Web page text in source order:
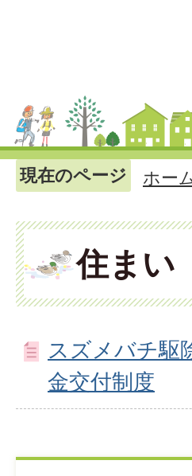
現在のページ ホー
住まい
スズメバチ駆
金交付制度